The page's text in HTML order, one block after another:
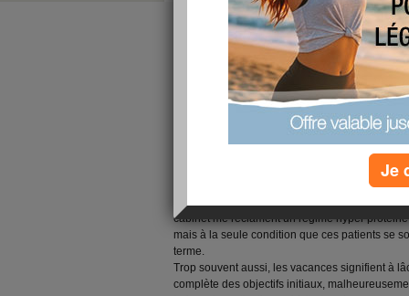
Trop souvent l'approche des vacances signifie
cabinet me réclament un régime hyper
mais à la seule condition que ces patients se
terme.
Trop souvent aussi, les vacances signifient à
complète des objectifs initiaux,
Je